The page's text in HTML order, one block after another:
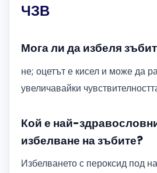
ЧЗВ
Мога ли да избеля
не; оцетът е кисел и може да
увеличавайки
Кой е най-
избелване на зъбите?
Избелването с пероксид под